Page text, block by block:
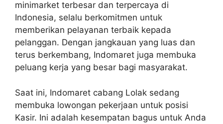
minimarket terbesar dan terpercaya di
Indonesia, selalu berkomitmen untuk
memberikan pelayanan terbaik kepada
pelanggan. Dengan jangkauan yang luas dan
terus berkembang, Indomaret juga membuka
peluang kerja yang besar bagi masyarakat.
Saat ini, Indomaret cabang Lolak sedang
membuka lowongan pekerjaan untuk posisi
Kasir. Ini adalah kesempatan bagus untuk Anda